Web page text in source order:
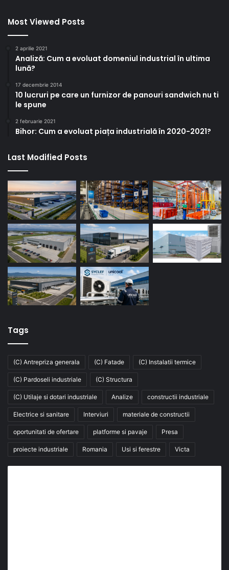
Most Viewed Posts
2 aprilie 2021
Analiză: Cum a evoluat domeniul industrial în ultima
lună?
17 decembrie 2014
10 lucruri pe care un furnizor de panouri sandwich nu ti
le spune
2 februarie 2021
Bihor: Cum a evoluat piața industrială în 2020-2021?
Last Modified Posts
Tags
(C) Antrepriza generala (C) Fatade (C) Instalatii termice
(C) Pardoseli industriale (C) Structura
(C) Utilaje si dotari industriale Analize constructii industriale
Electrice si sanitare Interviuri materiale de constructii
oportunitati de ofertare platforme si pavaje Presa
proiecte industriale Romania Usi si ferestre Victa